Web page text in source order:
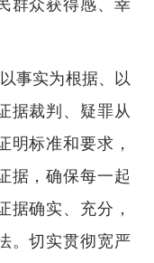
群众获得感、幸
事实为根据、以
据裁判、疑罪从
明标准和要求，
据，确保每一起
据确实、充分，
。切实贯彻宽严